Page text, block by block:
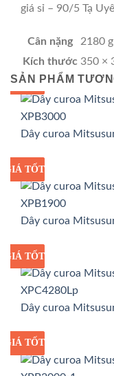
giá sỉ – 90/5 Tạ
Cân nặng
2180 g
Kích thước 350 ×
SẢN PHẨM
GIÁ SỈ
GIÁ TỐT
Dây curoa
GIÁ SỈ
GIÁ TỐT
Dây curoa
GIÁ SỈ
GIÁ TỐT
Dây curoa
GIÁ SỈ
GIÁ TỐT